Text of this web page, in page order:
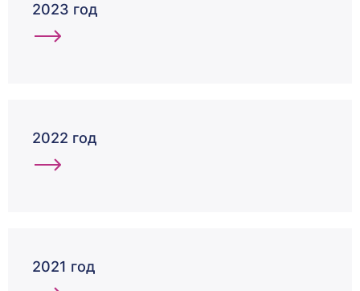
2023 год
2022 год
2021 год